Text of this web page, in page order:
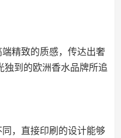
精致的质感，传达出奢
到的欧洲香水品牌所追
，直接印刷的设计能够